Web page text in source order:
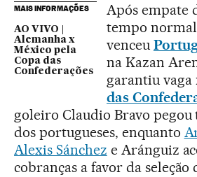
MAIS INFORMAÇÕES
AO VIVO |
Alemanha x
México pela
Copa das
Confederações
Após empate
tempo
venceu
na Kazan
garantiu vaga
das
goleiro Claudio Bravo pegou
dos portugueses, enquanto
Alexis Sánchez e Aránguiz
cobranças a favor da seleção